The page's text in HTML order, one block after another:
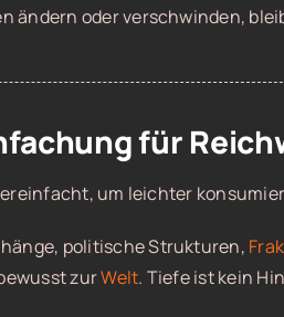
ändern oder verschwinden,
für
um leichter
politische Strukturen,
zurWelt. Tiefe ist kein